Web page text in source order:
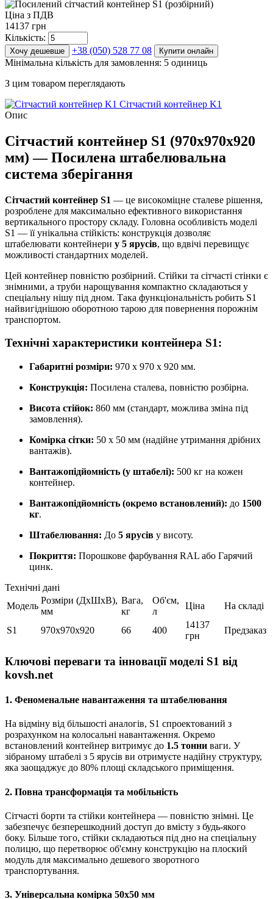
Ціна з ПДВ
14137 грн
Кількість:
Хочу дешевше +38 (050) 528 77 08 Купити онлайн
Мінімальна кількість для замовлення: 5 одиниць
З цим товаром переглядають
Сітчастий контейнер K1
Опис
Сітчастий контейнер S1 (970х970х920
мм) — Посилена штабелювальна
система зберігання
Сітчастий контейнер S1 — це високоміцне сталеве рішення,
розроблене для максимально ефективного використання
вертикального простору складу. Головна особливість моделі
S1 — її унікальна стійкість: конструкція дозволяє
штабелювати контейнери у 5 ярусів, що вдвічі перевищує
можливості стандартних моделей.
Цей контейнер повністю розбірний. Стійки та сітчасті стінки є
знімними, а труби нарощування компактно складаються у
спеціальну нішу під дном. Така функціональність робить S1
найвигіднішою оборотною тарою для повернення порожнім
транспортом.
Технічні характеристики контейнера S1:
Габаритні розміри: 970 х 970 х 920 мм.
Конструкція: Посилена сталева, повністю розбірна.
Висота стійок: 860 мм (стандарт, можлива зміна під
замовлення).
Комірка сітки: 50 х 50 мм (надійне утримання дрібних
вантажів).
Вантажопідйомність (у штабелі): 500 кг на кожен
контейнер.
Вантажопідйомність (окремо встановлений): до 1500
кг.
Штабелювання: До 5 ярусів у висоту.
Покриття: Порошкове фарбування RAL або Гарячий
цинк.
Технічні дані
Модель
Розміри (ДхШхВ),
мм
Вага,
кг
Об'єм,
л
Ціна На складі
S1 970x970x920 66 400
14137
грн
Предзаказ
Ключові переваги та інновації моделі S1 від
kovsh.net
1. Феноменальне навантаження та штабелювання
На відміну від більшості аналогів, S1 спроектований з
розрахунком на колосальні навантаження. Окремо
встановлений контейнер витримує до 1.5 тонни ваги. У
зібраному штабелі з 5 ярусів ви отримуєте надійну структуру,
яка заощаджує до 80% площі складського приміщення.
2. Повна трансформація та мобільність
Сітчасті борти та стійки контейнера — повністю знімні. Це
забезпечує безперешкодний доступ до вмісту з будь-якого
боку. Більше того, стійки складаються під дно на спеціальну
полицю, що перетворює об'ємну конструкцію на плоский
модуль для максимально дешевого зворотного
транспортування.
3. Універсальна комірка 50х50 мм